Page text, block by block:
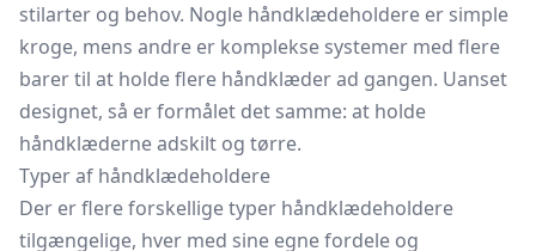
stilarter og behov. Nogle håndklædeholdere er simple
kroge, mens andre er komplekse systemer med flere
barer til at holde flere håndklæder ad gangen. Uanset
designet, så er formålet det samme: at holde
håndklæderne adskilt og tørre.
Typer af håndklædeholdere
Der er flere forskellige typer håndklædeholdere
tilgængelige, hver med sine egne fordele og